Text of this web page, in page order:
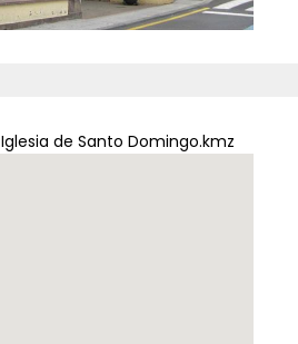
Iglesia de Santo Domingo.kmz